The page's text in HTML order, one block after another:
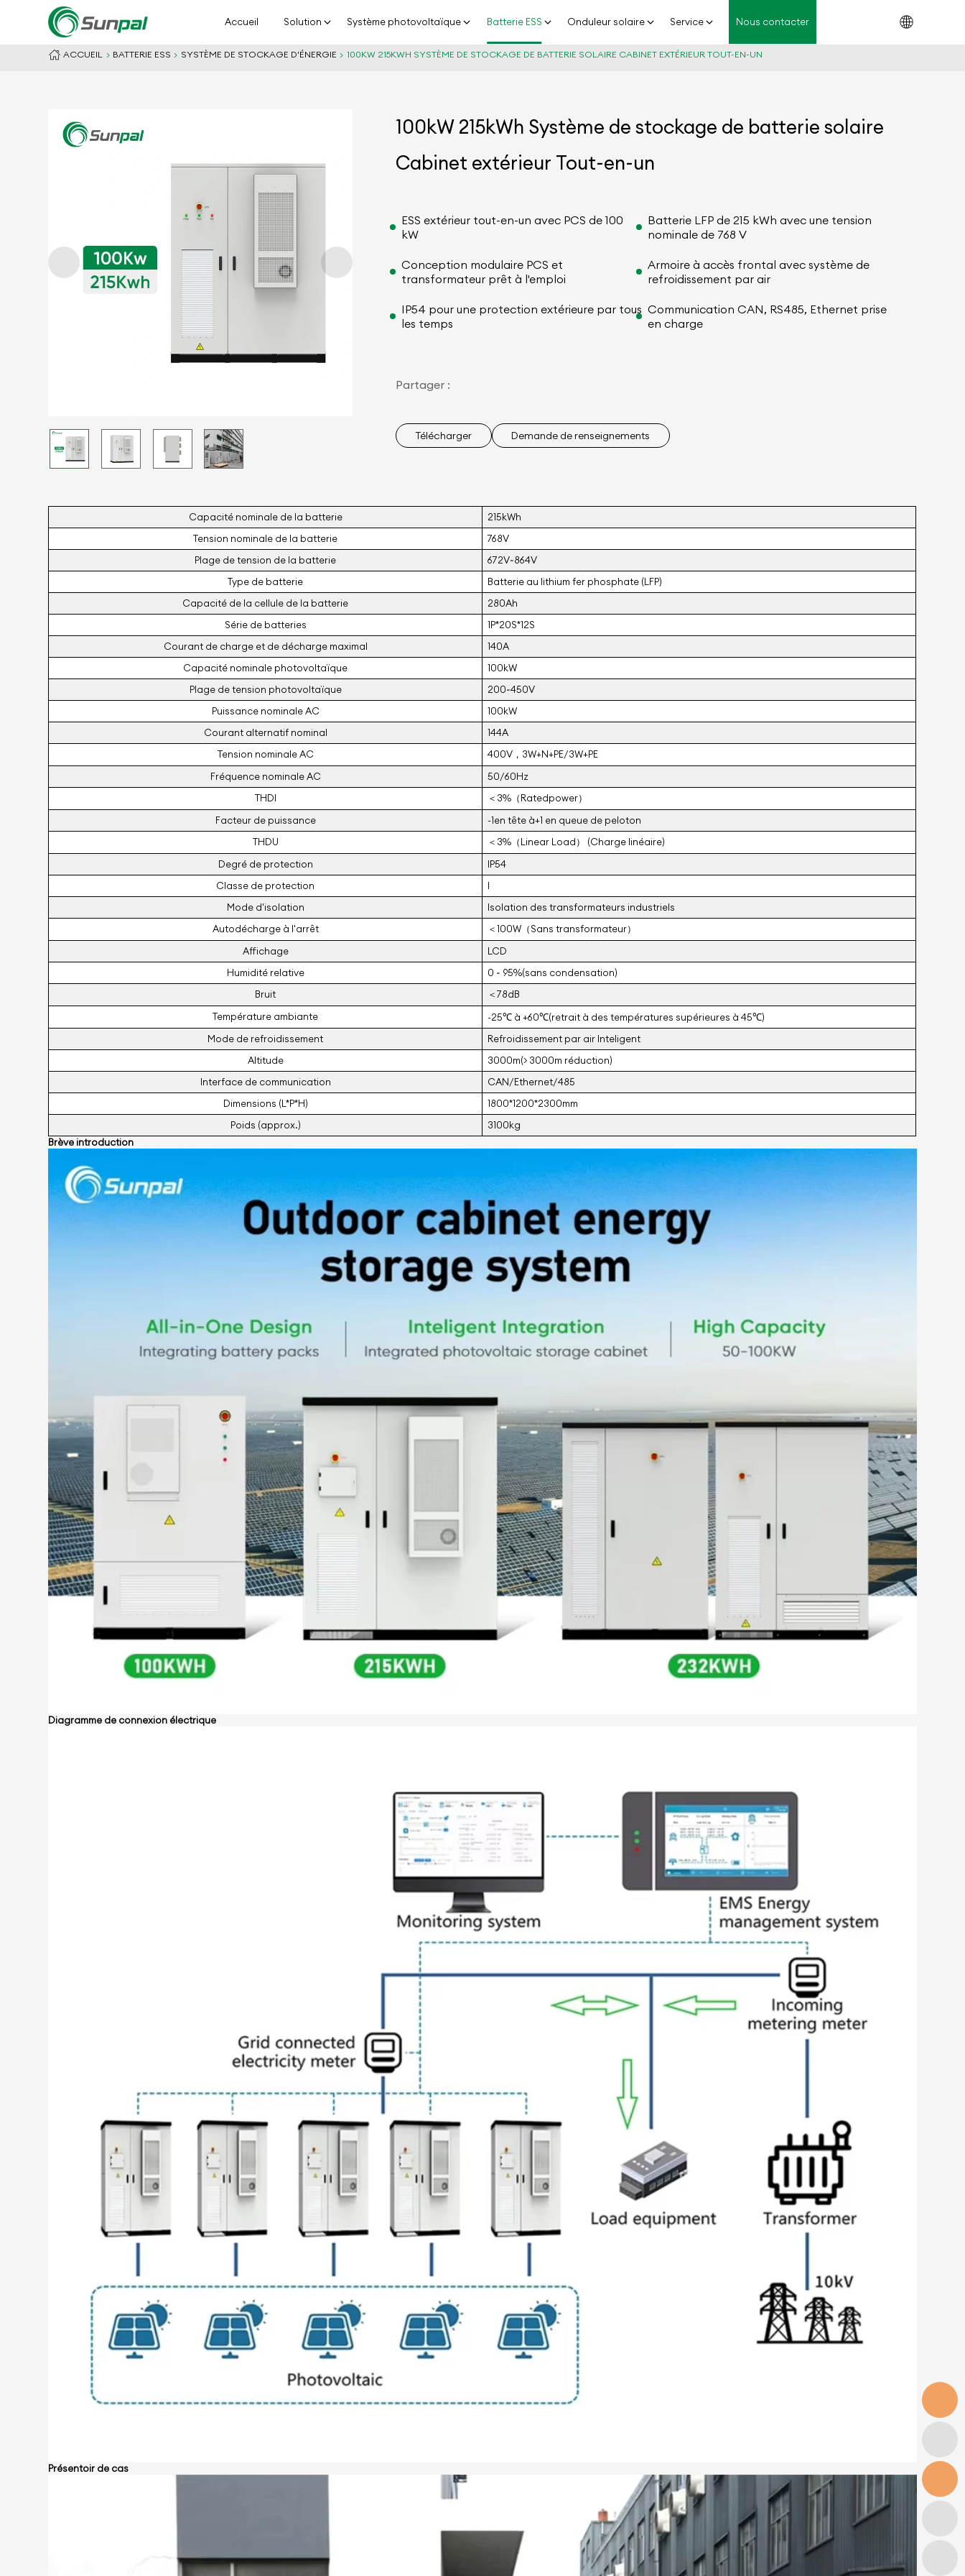
Accueil Solution Système photovoltaïque Batterie ESS Onduleur solaire Service Nous contacter
ACCUEIL BATTERIE ESS SYSTÈME DE STOCKAGE D'ÉNERGIE 100KW 215KWH SYSTÈME DE STOCKAGE DE BATTERIE SOLAIRE CABINET EXTÉRIEUR TOUT-EN-UN
100kW 215kWh Système de stockage de batterie solaire
Cabinet extérieur Tout-en-un
ESS extérieur tout-en-un avec PCS de 100
kW
Batterie LFP de 215 kWh avec une tension
nominale de 768 V
Conception modulaire PCS et
transformateur prêt à l'emploi
Armoire à accès frontal avec système de
refroidissement par air
IP54 pour une protection extérieure par tous
les temps
Communication CAN, RS485, Ethernet prise
en charge
Partager :
Télécharger Demande de renseignements
Capacité nominale de la batterie
215kWh
Tension nominale de la batterie
768V
Plage de tension de la batterie
672V~864V
Type de batterie
Batterie au lithium fer phosphate (LFP)
Capacité de la cellule de la batterie
280Ah
Série de batteries
1P*20S*12S
Courant de charge et de décharge maximal
140A
Capacité nominale photovoltaïque
100kW
Plage de tension photovoltaïque
200~450V
Puissance nominale AC
100kW
Courant alternatif nominal
144A
Tension nominale AC
400V，3W+N+PE/3W+PE
Fréquence nominale AC
50/60Hz
THDI
＜3%（Ratedpower）
Facteur de puissance
-1en tête à+1 en queue de peloton
THDU
＜3%（Linear Load） (Charge linéaire)
Degré de protection
IP54
Classe de protection
I
Mode d'isolation
Isolation des transformateurs industriels
Autodécharge à l'arrêt
＜100W（Sans transformateur）
Affichage
LCD
Humidité relative
0 ~ 95%(sans condensation)
Bruit
＜78dB
Température ambiante
-25℃ à +60℃(retrait à des températures supérieures à 45℃)
Mode de refroidissement
Refroidissement par air Inteligent
Altitude
3000m(> 3000m réduction)
Interface de communication
CAN/Ethernet/485
Dimensions (L*P*H)
1800*1200*2300mm
Poids (approx.)
3100kg
Brève introduction
Diagramme de connexion électrique
Présentoir de cas